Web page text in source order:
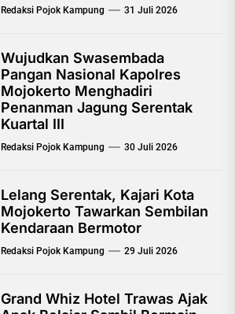
Redaksi Pojok Kampung 31 Juli 2026
Wujudkan Swasembada
Pangan Nasional Kapolres
Mojokerto Menghadiri
Penanman Jagung Serentak
Kuartal III
Redaksi Pojok Kampung 30 Juli 2026
Lelang Serentak, Kajari Kota
Mojokerto Tawarkan Sembilan
Kendaraan Bermotor
Redaksi Pojok Kampung 29 Juli 2026
Grand Whiz Hotel Trawas Ajak